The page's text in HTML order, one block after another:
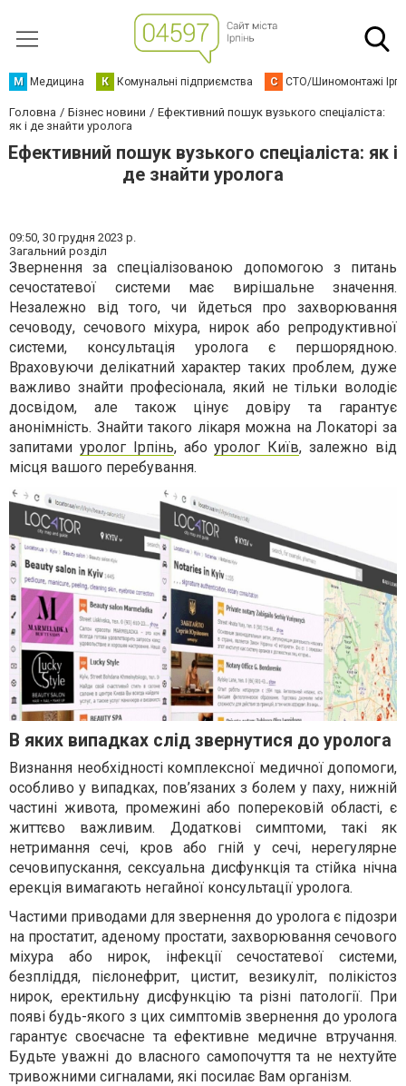
М Медицина К Комунальні підприємства С СТО/Шиномонтажі
Головна Бізнес новини
Ефективний пошук вузького спеціаліста:
як і де знайти уролога
Ефективний пошук вузького спеціаліста: як і
де знайти уролога
09:50, 30 грудня 2023 р.
Загальний розділ
Звернення за спеціалізованою допомогою з питань
сечостатевої системи має вирішальне значення.
Незалежно від того, чи йдеться про захворювання
сечоводу, сечового міхура, нирок або репродуктивної
системи, консультація уролога є першорядною.
Враховуючи делікатний характер таких проблем, дуже
важливо знайти професіонала, який не тільки володіє
досвідом, але також цінує довіру та гарантує
анонімність. Знайти такого лікаря можна на Локаторі за
запитами уролог Ірпінь, абоуролог Київ, залежно від
місця вашого перебування.
В яких випадках слід звернутися до уролога
Визнання необхідності комплексної медичної допомоги,
особливо у випадках, пов’язаних з болем у паху, нижній
частині живота, промежині або поперековій області, є
життєво важливим. Додаткові симптоми, такі як
нетримання сечі, кров або гній у сечі, нерегулярне
сечовипускання, сексуальна дисфункція та стійка нічна
ерекція вимагають негайної консультації уролога.
Частими приводами для звернення до уролога є підозри
на простатит, аденому простати, захворювання сечового
міхура або нирок, інфекції сечостатевої системи,
безпліддя, пієлонефрит, цистит, везикуліт, полікістоз
нирок, еректильну дисфункцію та різні патології. При
появі будь-якого з цих симптомів звернення до уролога
гарантує своєчасне та ефективне медичне втручання.
Будьте уважні до власного самопочуття та не нехтуйте
тривожними сигналами, які посилає Вам організм.